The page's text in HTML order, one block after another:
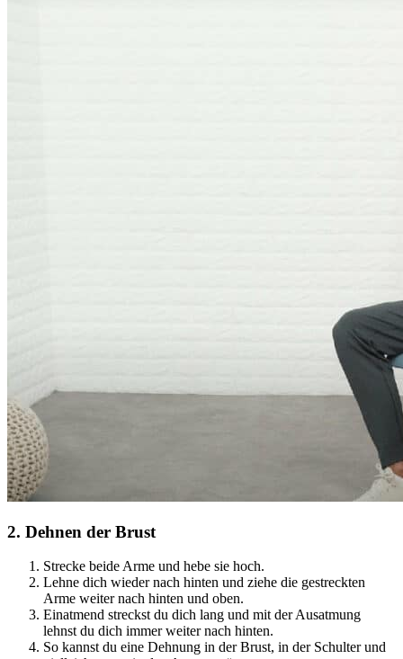
2. Dehnen der Brust
Strecke beide Arme und hebe sie hoch.
Lehne dich wieder nach hinten und ziehe die gestreckten
Arme weiter nach hinten und oben.
Einatmend streckst du dich lang und mit der Ausatmung
lehnst du dich immer weiter nach hinten.
So kannst du eine Dehnung in der Brust, in der Schulter und